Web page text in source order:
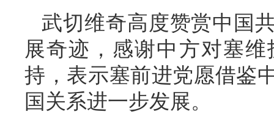
武切维奇高度赞赏中国
展奇迹，感谢中方对塞
持，表示塞前进党愿借鉴
国关系进一步发展。